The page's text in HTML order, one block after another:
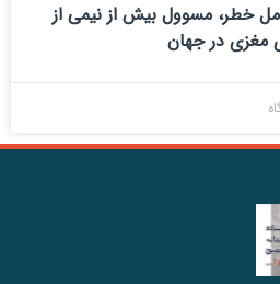
خطر، مسوول بیش از نیمی از
مغزی در جهان